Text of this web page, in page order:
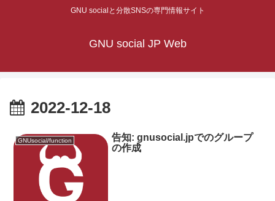
GNU socialと分散SNSの専門情報サイト
GNU social JP Web
2022-12-18
GNUsocial/function
告知: gnusocial.jpでのグループ
の作成